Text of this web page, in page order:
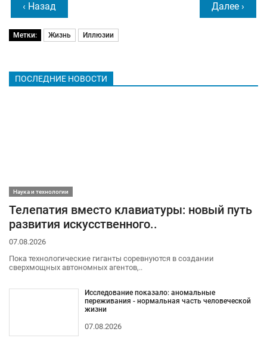
‹ Назад Далее ›
Метки: Жизнь Иллюзии
ПОСЛЕДНИЕ НОВОСТИ
Наука и технологии
Телепатия вместо клавиатуры: новый путь
развития искусственного..
07.08.2026
Пока технологические гиганты соревнуются в создании
сверхмощных автономных агентов,..
Исследование показало: аномальные
переживания - нормальная часть человеческой
жизни
07.08.2026